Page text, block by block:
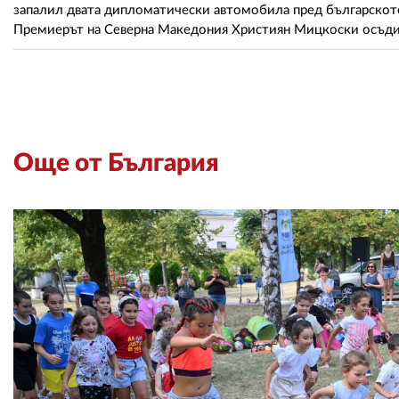
запалил двата дипломатически автомобила пред
Премиерът на Северна Македония Християн Мицкоски
Още от България